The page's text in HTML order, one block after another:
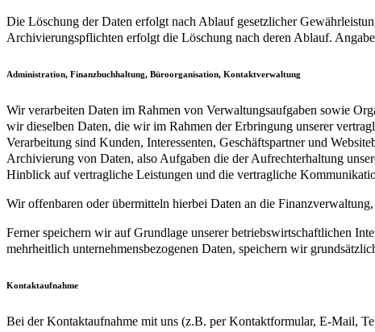
Die Löschung der Daten erfolgt nach Ablauf gesetzlicher
Archivierungspflichten erfolgt die Löschung nach deren Ablauf.
Administration, Finanzbuchhaltung, Büroorganisation, Kontaktverwaltung
Wir verarbeiten Daten im Rahmen von Verwaltungsaufgaben sowie
wir dieselben Daten, die wir im Rahmen der Erbringung unserer
Verarbeitung sind Kunden, Interessenten, Geschäftspartner und
Archivierung von Daten, also Aufgaben die der Aufrechterhaltung
Hinblick auf vertragliche Leistungen und die vertragliche
Wir offenbaren oder übermitteln hierbei Daten an die
Ferner speichern wir auf Grundlage unserer betriebswirtschaftlichen
mehrheitlich unternehmensbezogenen Daten, speichern wir
Kontaktaufnahme
Bei der Kontaktaufnahme mit uns (z.B. per Kontaktformular, E-Mail,